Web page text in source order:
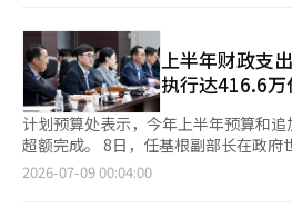
能是运输乘客，但港口的处理货物和产
不是相互竞争，而是承担不同角色的国
单的组织合并来处理此事。”※ 本报道
与编辑。
发的门槛。 包括韩国气体公社在内的多个机构打破了要求高于采
购厅法定标准（3%）的5%至10%的
接降至3%。仅凭气体公社一家的措施
22亿韩元的现金流动性，缓解了经营压力。 釜山港务公
企业在获得外部投资后，出资股份仅变
上调至10%。这一举措极大地保障了
和初创企业的资金筹集灵活性。 被规制壁垒阻挡的企业一旦打开
了出路，受益绝不会仅限于一家企业。
工的动机。 他指出，如果所有记忆都减少新员工的招聘，未来的
职业人才将无法形成，并表示：“国家
机构和地方产业共同组织一个独立的劳
要提供实际工作、现场指导、组织经验
部门的职业路径。” 他补充道：“社会上重建AI削弱的技能形成路
径，确保年轻人获得成长的第一机会
生产能力再生产的路径。” 金室长强调，AI是由软件和数据构成
的“比特产业”，但同时需要巨大的物
服务所需的国内代表性安全认证制度，
护标准。 KT的AI邮件安全服务是一种基于云的安全服务，能够通
过AI技术检测和阻止勒索软件、钓鱼邮
胁。该服务采用三阶段过滤体系，包括
APT应对，能够识别和阻止恶意邮件
邮件服务器。 主要客户包括公共企业等公共机构和国立大学等国
家教育机构。其特点是无需进行大规模
可利用云基础的安全服务。 在性能方面，用户可以选择最多三种
上半年财政支
执行达416.6万
计划预算处表示，今年上半年预算和
超额完成。 8日，任基根副部长在政府世宗大厦主持了第十三次财
政支出检查会议，检查了今年上半年预
2026-07-09 00:04:00